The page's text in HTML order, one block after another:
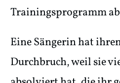
Trainingsprogramm
Eine Sängerin hat
Durchbruch, weil sie